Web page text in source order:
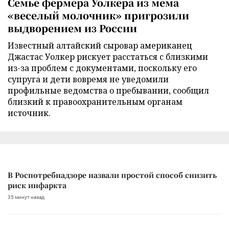
«веселый молочник» пригрозили
выдворением из России
Известный алтайский сыровар американец
Джастас Уолкер рискует расстаться с близкими
из-за проблем с документами, поскольку его
супруга и дети вовремя не уведомили
профильные ведомства о пребывании, сообщил
близкий к правоохранительным органам
источник.
В Роспотребнадзоре назвали простой способ снизить
риск инфаркта
35 минут назад